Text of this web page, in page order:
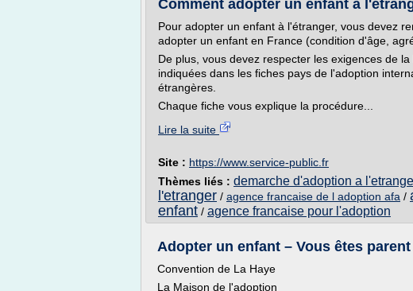
Comment adopter un enfant à
Pour adopter un enfant à l'étranger, vous devez
adopter un enfant en France (condition d'âge,
De plus, vous devez respecter les exigences de
indiquées dans les fiches pays de l'adoption
étrangères.
Chaque fiche vous explique la procédure...
Lire la suite
Site : https://www.service-public.fr
Thèmes liés : demarche d'adoption a
l'etranger / agence francaise de l adoption afa /
enfant / agence francaise pour l'adoption
Adopter un enfant – Vous êtes parent
Convention de La Haye
La Maison de l'adoption